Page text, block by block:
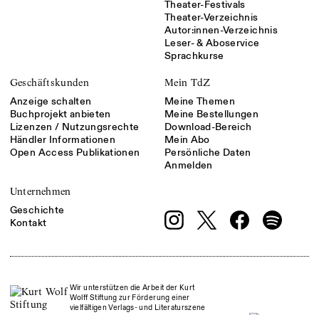
Theater-Festivals
Theater-Verzeichnis
Autor:innen-Verzeichnis
Leser- & Aboservice
Sprachkurse
Geschäftskunden
Anzeige schalten
Buchprojekt anbieten
Lizenzen / Nutzungsrechte
Händler Informationen
Open Access Publikationen
Mein TdZ
Meine Themen
Meine Bestellungen
Download-Bereich
Mein Abo
Persönliche Daten
Anmelden
Unternehmen
Geschichte
Kontakt
Wir unterstützen die Arbeit der Kurt
Wolff Stiftung zur Förderung einer
vielfältigen Verlags- und Literaturszene